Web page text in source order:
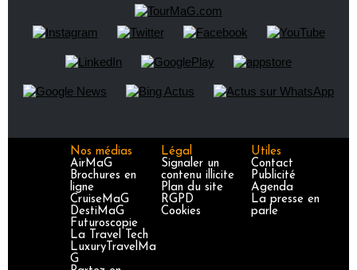
Nos médias
AirMaG
Brochures en
ligne
CruiseMaG
DestiMaG
Futuroscopie
La Travel Tech
LuxuryTravelMa
G
Légal
Signaler un
contenu illicite
Plan du site
RGPD
Cookies
Utiles
Contact
Publicité
Agenda
La presse en
parle